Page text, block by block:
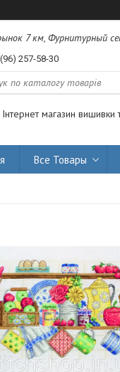
7 км, Фурнитурный
257-58-30
магазин вишивки
Все Товары